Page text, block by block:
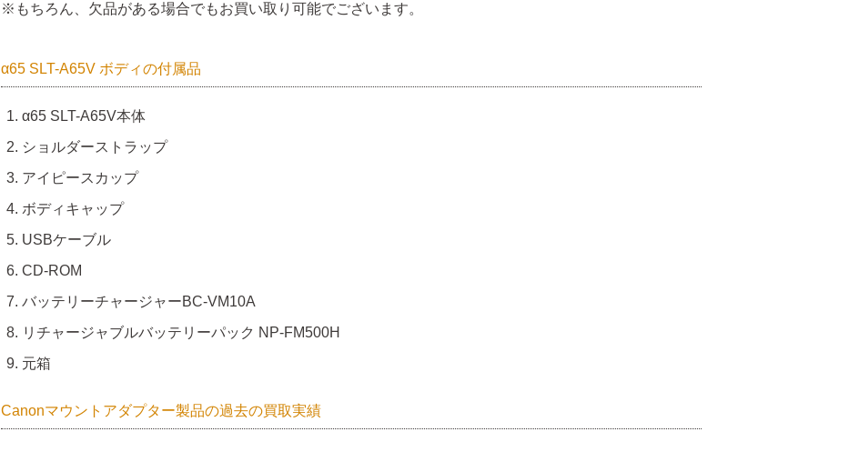
※もちろん、欠品がある場合でもお買い取り可能でございます。
α65 SLT-A65V ボディの付属品
α65 SLT-A65V本体
ショルダーストラップ
アイピースカップ
ボディキャップ
USBケーブル
CD-ROM
バッテリーチャージャーBC-VM10A
リチャージャブルバッテリーパック NP-FM500H
元箱
Canonマウントアダプター製品の過去の買取実績